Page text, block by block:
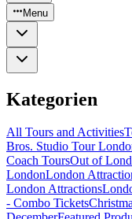
Menu
Kategorien
All Tours and Activities
Bros. Studio Tour
Coach ToursOut of
LondonLondon
London Attractions
- Combo Tickets